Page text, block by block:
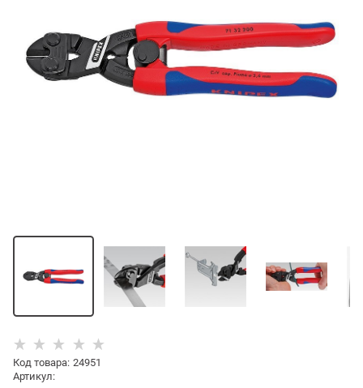
Код товара: 24951
Артикул: